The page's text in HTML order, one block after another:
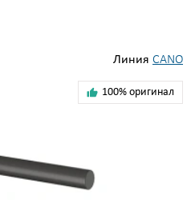
Линия CANO
100% оригинал